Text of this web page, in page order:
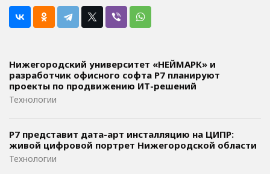
Нижегородский университет «НЕЙМАРК» и
разработчик офисного софта P7 планируют
проекты по продвижению ИТ-решений
Технологии
Р7 представит дата-арт инсталляцию на ЦИПР:
живой цифровой портрет Нижегородской области
Технологии